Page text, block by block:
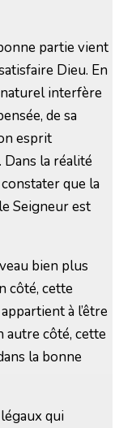
partie vient
Dieu. En
interfère
de sa
esprit
Dans la réalité
que la
Seigneur est
bien plus
côté, cette
à l’être
autre côté, cette
la bonne
qui